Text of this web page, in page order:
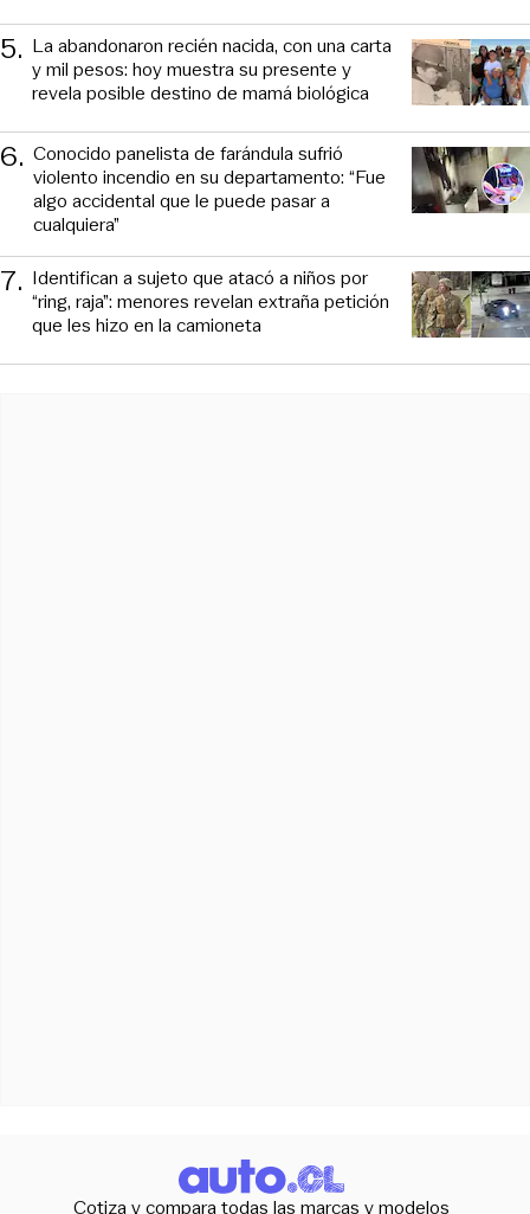
5. La abandonaron recién nacida, con una carta
y mil pesos: hoy muestra su presente y
revela posible destino de mamá biológica
6. Conocido panelista de farándula sufrió
violento incendio en su departamento: “Fue
algo accidental que le puede pasar a
cualquiera”
7. Identifican a sujeto que atacó a niños por
“ring, raja”: menores revelan extraña petición
que les hizo en la camioneta
Cotiza y compara todas las marcas y modelos